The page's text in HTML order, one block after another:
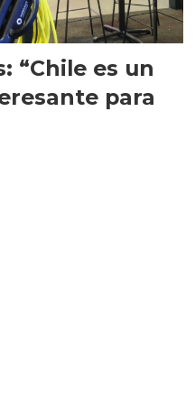
“Chile es un
para